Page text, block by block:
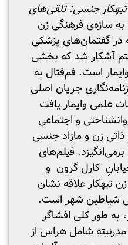
تبهکار جنسی: تلقی‌های
سازه‌ی فرهنگی زن
در گفتمان‌های پزشکی
آشکار شد که بخشی
است. فم‌فتال به
جریان اصلی
علمی وایمار یافت
و اجتماعی
زن و مازاد جنسی
برمی‌انگیزد. فیلم‌های
کارل گرون و
تبهکار علاقه نشان
شیاطین شهر است.
به طور کلی افشاگر
مدرنیته شامل هراس از